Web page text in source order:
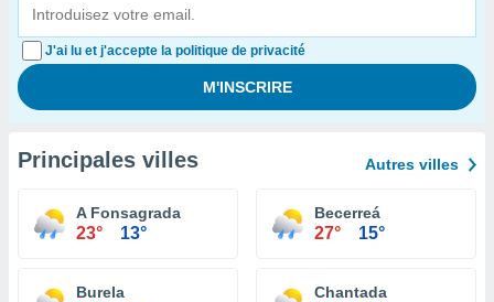
J'ai lu et j'accepte la politique de privacité
Principales villes Autres villes
A Fonsagrada
23° 13°
Becerreá
27° 15°
Burela Chantada